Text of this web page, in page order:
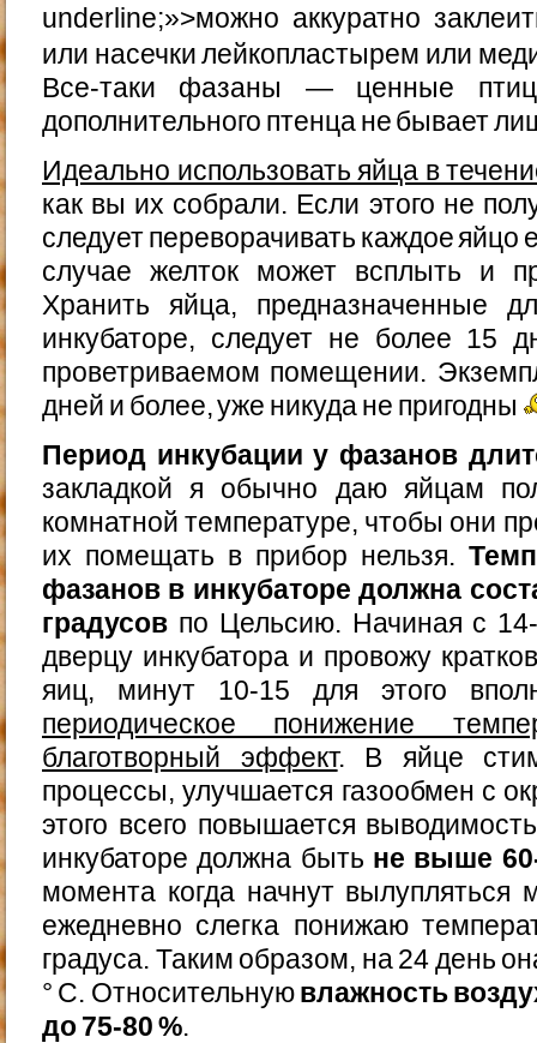
underline;»>можно аккуратно
или насечки лейкопластырем или
Все-таки фазаны — ценные
дополнительного птенца не бывает
Идеально использовать яйца в
как вы их собрали. Если этого не
следует переворачивать каждое яйцо
случае желток может всплыть и
Хранить яйца, предназначенные
инкубаторе, следует не более 15
проветриваемом помещении.
дней и более, уже никуда не пригодны
Период инкубации у фазанов
закладкой я обычно даю яйцам
комнатной температуре, чтобы они
их помещать в прибор нельзя.
фазанов в инкубаторе должна
градусов по Цельсию. Начиная с
дверцу инкубатора и провожу
яиц, минут 10-15 для этого
периодическое понижение
благотворный эффект. В яйце
процессы, улучшается газообмен с
этого всего повышается
инкубаторе должна быть не выше
момента когда начнут вылупляться
ежедневно слегка понижаю
градуса. Таким образом, на 24 день
° С. Относительнуювлажность
до 75-80 %.